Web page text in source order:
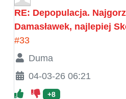
RE: Depopulacja.
Damasławek, najlepiej
#33
Duma
04-03-26 06:21
+8